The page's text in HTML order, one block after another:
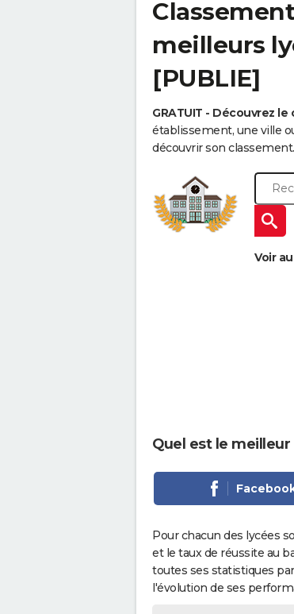
meilleurs
[PUBLIE]
GRATUIT - Découvrez
établissement, une ville
découvrir son classement.
Voir
Quel est le
Pour chacun des lycées
et le taux de réussite au
toutes ses statistiques
l'évolution de ses